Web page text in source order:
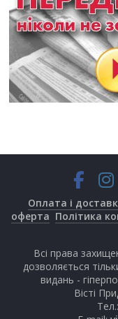
Оплата і
оферта Політика
Всі права
дозволяється
видань -
Вісті
Тел.: